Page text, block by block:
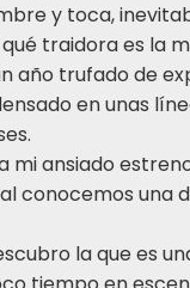
y toca,
traidora es la
año trufado de
en unas
mi ansiado
conocemos una
la que es